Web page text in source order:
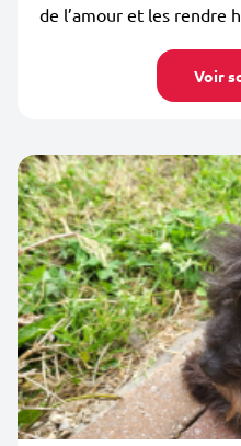
de l’amour et les rendre
Voir